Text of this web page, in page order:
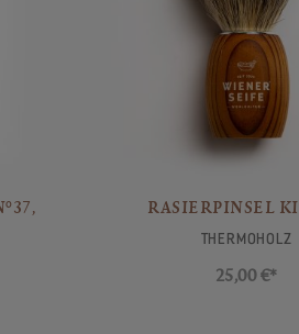
RASIERPINSEL
THERMOHOLZ
25,00 €*